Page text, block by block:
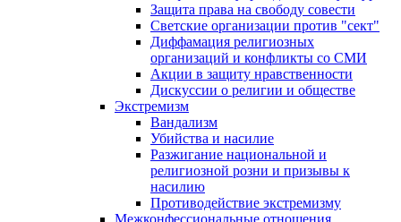
Защита права на свободу совести
Светские организации против "сект"
Диффамация религиозных
организаций и конфликты со СМИ
Акции в защиту нравственности
Дискуссии о религии и обществе
Экстремизм
Вандализм
Убийства и насилие
Разжигание национальной и
религиозной розни и призывы к
насилию
Противодействие экстремизму
Межконфессиональные отношения